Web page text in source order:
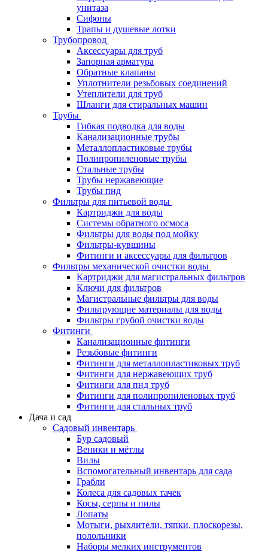
унитаза
Сифоны
Трапы и душевые лотки
Трубопровод
Аксессуары для труб
Запорная арматура
Обратные клапаны
Уплотнители резьбовых соединений
Утеплители для труб
Шланги для стиральных машин
Трубы
Гибкая подводка для воды
Канализационные трубы
Металлопластиковые трубы
Полипропиленовые трубы
Стальные трубы
Трубы нержавеющие
Трубы пнд
Фильтры для питьевой воды
Картриджи для воды
Системы обратного осмоса
Фильтры для воды под мойку
Фильтры-кувшины
Фитинги и аксессуары для фильтров
Фильтры механической очистки воды
Картриджи для магистральных фильтров
Ключи для фильтров
Магистральные фильтры для воды
Фильтрующие материалы для воды
Фильтры грубой очистки воды
Фитинги
Канализационные фитинги
Резьбовые фитинги
Фитинги для металлопластиковых труб
Фитинги для нержавеющих труб
Фитинги для пнд труб
Фитинги для полипропиленовых труб
Фитинги для стальных труб
Дача и сад
Садовый инвентарь
Бур садовый
Веники и мётлы
Вилы
Вспомогательный инвентарь для сада
Грабли
Колеса для садовых тачек
Косы, серпы и пилы
Лопаты
Мотыги, рыхлители, тяпки, плоскорезы,
полольники
Наборы мелких инструментов